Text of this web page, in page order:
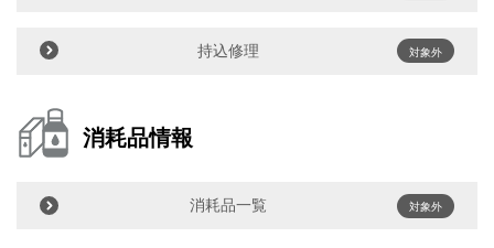
持込修理 対象外
消耗品情報
消耗品一覧 対象外